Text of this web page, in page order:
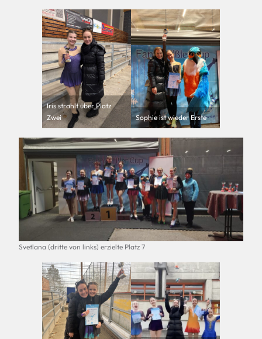
Iris strahlt über Platz
Zwei
Sophie ist wieder Erste
Svetlana (dritte von links) erzielte Platz 7